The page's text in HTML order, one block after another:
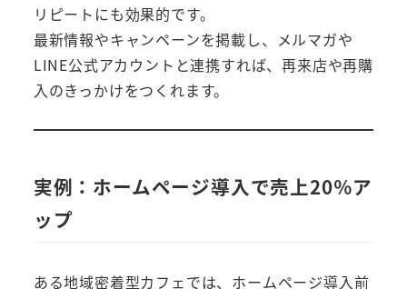
リピートにも効果的です。
最新情報やキャンペーンを掲載し、メルマガや
LINE公式アカウントと連携すれば、再来店や再購
入のきっかけをつくれます。
実例：ホームページ導入で売上20％ア
ップ
ある地域密着型カフェでは、ホームページ導入前